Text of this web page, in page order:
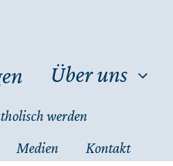
Über uns
werden
Medien Kontakt